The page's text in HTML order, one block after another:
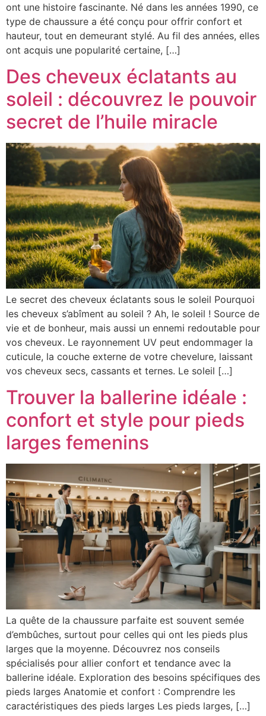
ont une histoire fascinante. Né dans les années 1990, ce
type de chaussure a été conçu pour offrir confort et
hauteur, tout en demeurant stylé. Au fil des années, elles
ont acquis une popularité certaine, […]
Des cheveux éclatants au
soleil : découvrez le pouvoir
secret de l’huile miracle
Le secret des cheveux éclatants sous le soleil Pourquoi
les cheveux s’abîment au soleil ? Ah, le soleil ! Source de
vie et de bonheur, mais aussi un ennemi redoutable pour
vos cheveux. Le rayonnement UV peut endommager la
cuticule, la couche externe de votre chevelure, laissant
vos cheveux secs, cassants et ternes. Le soleil […]
Trouver la ballerine idéale :
confort et style pour pieds
larges femenins
La quête de la chaussure parfaite est souvent semée
d’embûches, surtout pour celles qui ont les pieds plus
larges que la moyenne. Découvrez nos conseils
spécialisés pour allier confort et tendance avec la
ballerine idéale. Exploration des besoins spécifiques des
pieds larges Anatomie et confort : Comprendre les
caractéristiques des pieds larges Les pieds larges, […]